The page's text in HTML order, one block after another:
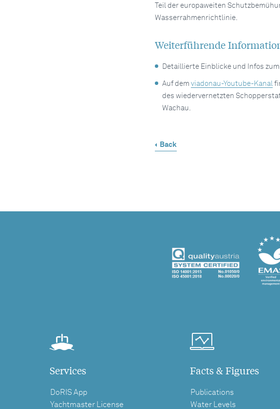
Teil der europaweiten
Wasserrahmenrichtlinie.
Weiterführende
Detaillierte Einblicke und Infos
Auf dem viadonau-Youtube-Kanal
des wiedervernetzten
Wachau.
Back
Services
DoRIS App
Yachtmaster License
Facts & Figures
Publications
Water Levels